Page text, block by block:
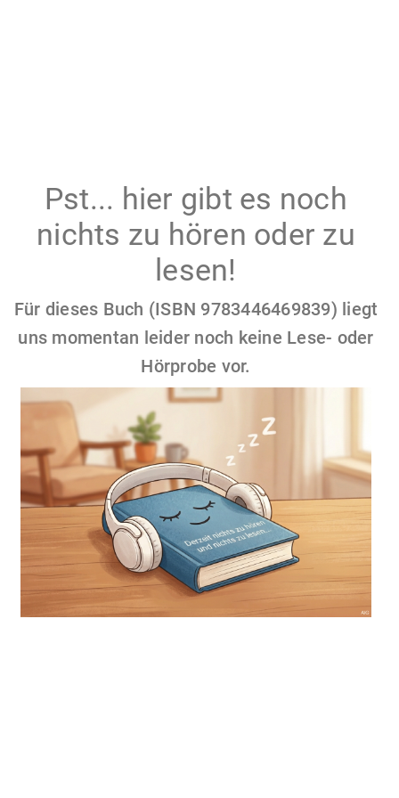
Pst... hier gibt es noch
nichts zu hören oder zu
lesen!
Für dieses Buch (ISBN 9783446469839) liegt
uns momentan leider noch keine Lese- oder
Hörprobe vor.